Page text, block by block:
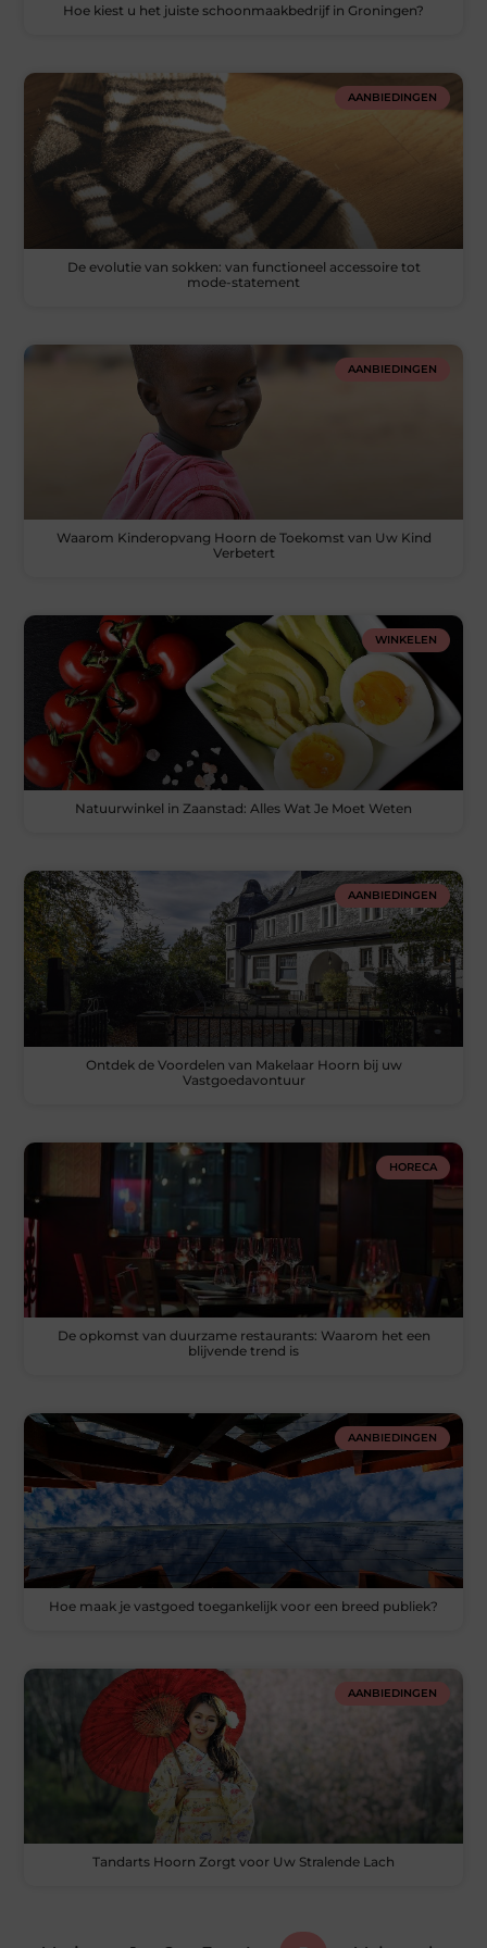
Hoe kiest u het juiste schoonmaakbedrijf in Groningen?
AANBIEDINGEN
De evolutie van sokken: van functioneel accessoire tot
mode-statement
AANBIEDINGEN
Waarom Kinderopvang Hoorn de Toekomst van Uw Kind
Verbetert
WINKELEN
Natuurwinkel in Zaanstad: Alles Wat Je Moet Weten
AANBIEDINGEN
Ontdek de Voordelen van Makelaar Hoorn bij uw
Vastgoedavontuur
HORECA
De opkomst van duurzame restaurants: Waarom het een
blijvende trend is
AANBIEDINGEN
Hoe maak je vastgoed toegankelijk voor een breed publiek?
AANBIEDINGEN
Tandarts Hoorn Zorgt voor Uw Stralende Lach